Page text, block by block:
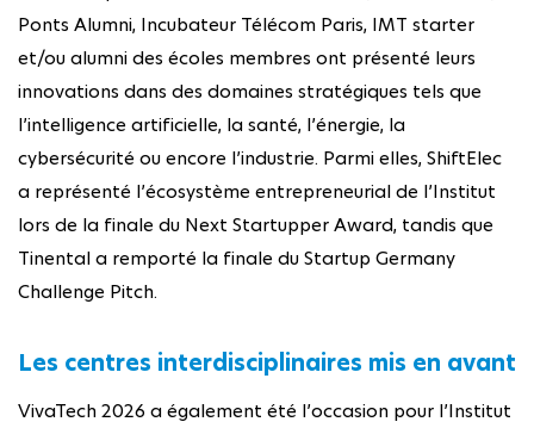
Ponts Alumni, Incubateur Télécom Paris, IMT starter
et/ou alumni des écoles membres ont présenté leurs
innovations dans des domaines stratégiques tels que
l’intelligence artificielle, la santé, l’énergie, la
cybersécurité ou encore l’industrie. Parmi elles, ShiftElec
a représenté l’écosystème entrepreneurial de l’Institut
lors de la finale du Next Startupper Award, tandis que
Tinental a remporté la finale du Startup Germany
Challenge Pitch.
Les centres interdisciplinaires mis en avant
VivaTech 2026 a également été l’occasion pour l’Institut